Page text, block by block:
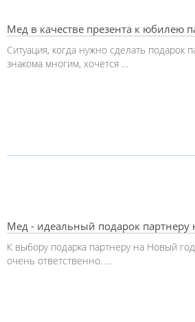
Мед в качестве презента к юбилею
Ситуация, когда нужно сделать подарок
знакома многим, хочется …
Мед - идеальный подарок партнеру
К выбору подарка партнеру на Новый
очень ответственно. …